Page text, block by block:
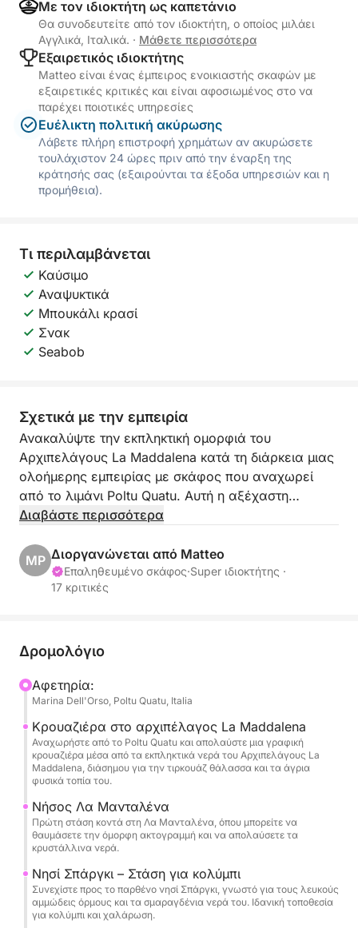
Με τον ιδιοκτήτη ως καπετάνιο
Θα συνοδευτείτε από τον ιδιοκτήτη, ο οποίος μιλάει
Αγγλικά, Ιταλικά. · Μάθετε περισσότερα
Εξαιρετικός ιδιοκτήτης
Matteo είναι ένας έμπειρος ενοικιαστής σκαφών με
εξαιρετικές κριτικές και είναι αφοσιωμένος στο να
παρέχει ποιοτικές υπηρεσίες
Ευέλικτη πολιτική ακύρωσης
Λάβετε πλήρη επιστροφή χρημάτων αν ακυρώσετε
τουλάχιστον 24 ώρες πριν από την έναρξη της
κράτησής σας (εξαιρούνται τα έξοδα υπηρεσιών και η
προμήθεια).
Τι περιλαμβάνεται
Καύσιμο
Αναψυκτικά
Μπουκάλι κρασί
Σνακ
Seabob
Σχετικά με την εμπειρία
Ανακαλύψτε την εκπληκτική ομορφιά του
Αρχιπελάγους La Maddalena κατά τη διάρκεια μιας
ολοήμερης εμπειρίας με σκάφος που αναχωρεί
από το λιμάνι Poltu Quatu. Αυτή η αξέχαστη
κρουαζιέρα σας μεταφέρει σε μερικά από τα πιο
Σαρδηνίας.
Κατά τη διάρκεια της ημέρας, θα εξερευνήσετε τα
κρυμμένους όρμους και τα παρθένα φυσικά τοπία.
μπορείτε να βουτήξετε στη σμαραγδένια θάλασσα,
να χαλαρώσετε κάτω από τον μεσογειακό ήλιο και
να θαυμάσετε το εντυπωσιακό τοπίο αυτού του
προστατευόμενου θαλάσσιου πάρκου.
Ένα από τα highlights της ημέρας είναι η στάση
κοντά στο νησί Budelli, διάσημο για την εμβληματική
ροζ παραλία του και τα απίστευτα χρώματα της
γύρω λιμνοθάλασσας. Το νησί Spargi θα
χαλάρωση σε ανέγγιχτη φύση.
Καθ' όλη τη διάρκεια της εμπειρίας μπορείτε να
Διαβάστε περισσότερα
MP Διοργανώνεται από Matteo
Επαληθευμένο σκάφος·Super ιδιοκτήτης ·
17 κριτικές
Δρομολόγιο
Αφετηρία:
Marina Dell'Orso, Poltu Quatu, Italia
Κρουαζιέρα στο αρχιπέλαγος La Maddalena
Αναχωρήστε από το Poltu Quatu και απολαύστε μια γραφική
κρουαζιέρα μέσα από τα εκπληκτικά νερά του Αρχιπελάγους La
Maddalena, διάσημου για την τιρκουάζ θάλασσα και τα άγρια
φυσικά τοπία του.
Νήσος Λα Μανταλένα
Πρώτη στάση κοντά στη Λα Μανταλένα, όπου μπορείτε να
θαυμάσετε την όμορφη ακτογραμμή και να απολαύσετε τα
κρυστάλλινα νερά.
Νησί Σπάργκι – Στάση για κολύμπι
Συνεχίστε προς το παρθένο νησί Σπάργκι, γνωστό για τους λευκούς
αμμώδεις όρμους και τα σμαραγδένια νερά του. Ιδανική τοποθεσία
για κολύμπι και χαλάρωση.